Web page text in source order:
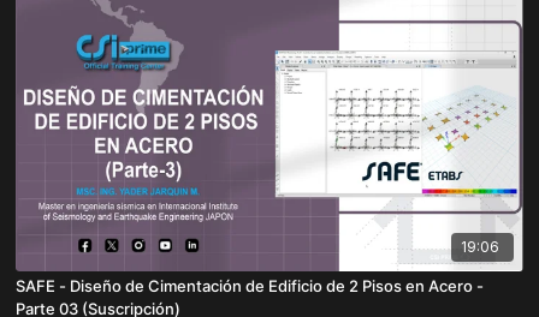
19:06
SAFE - Diseño de Cimentación de Edificio de 2 Pisos en Acero -
Parte 03 (Suscripción)